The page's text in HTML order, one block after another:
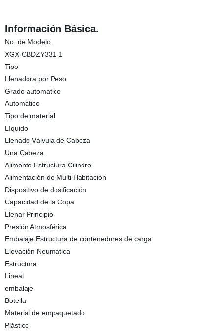
Información Básica.
No. de Modelo.
XGX-CBDZY331-1
Tipo
Llenadora por Peso
Grado automático
Automático
Tipo de material
Líquido
Llenado Válvula de Cabeza
Una Cabeza
Alimente Estructura Cilindro
Alimentación de Multi Habitación
Dispositivo de dosificación
Capacidad de la Copa
Llenar Principio
Presión Atmosférica
Embalaje Estructura de contenedores de carga
Elevación Neumática
Estructura
Lineal
embalaje
Botella
Material de empaquetado
Plástico